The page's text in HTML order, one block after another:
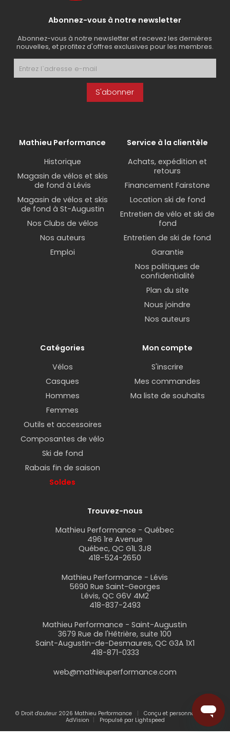
Abonnez-vous à notre newsletter
Abonnez-vous à notre newsletter et recevez les dernières
nouvelles, et profitez d'offres exclusives pour les membres.
S'abonner
Mathieu Performance
Historique
Magasin de vélos et skis
de fond à Lévis
Magasin de vélos et skis
de fond à St-Augustin
Nos Clubs de vélos
Nos auteurs
Emploi
Service à la clientèle
Achats, expédition et
retours
Financement Fairstone
Location ski de fond
Entretien de vélo et ski de
fond
Entretien de ski de fond
Garantie
Nos politiques de
confidentialité
Plan du site
Nous joindre
Nos auteurs
Catégories
Vélos
Casques
Hommes
Femmes
Outils et accessoires
Composantes de vélo
Ski de fond
Rabais fin de saison
Soldes
Mon compte
S'inscrire
Mes commandes
Ma liste de souhaits
Trouvez-nous
Mathieu Performance - Québec
496 1re Avenue
Québec, QC G1L 3J8
418-524-2650
Mathieu Performance - Lévis
5690 Rue Saint-Georges
Lévis, QC G6V 4M2
418-837-2493
Mathieu Performance - Saint-Augustin
3679 Rue de l'Hêtrière, suite 100
Saint-Augustin-de-Desmaures, QC G3A 1X1
418-871-0333
web@mathieuperformance.com
© Droit d'auteur 2026 Mathieu Performance
Conçu et personnalisé par
AdVision
Propulsé par Lightspeed